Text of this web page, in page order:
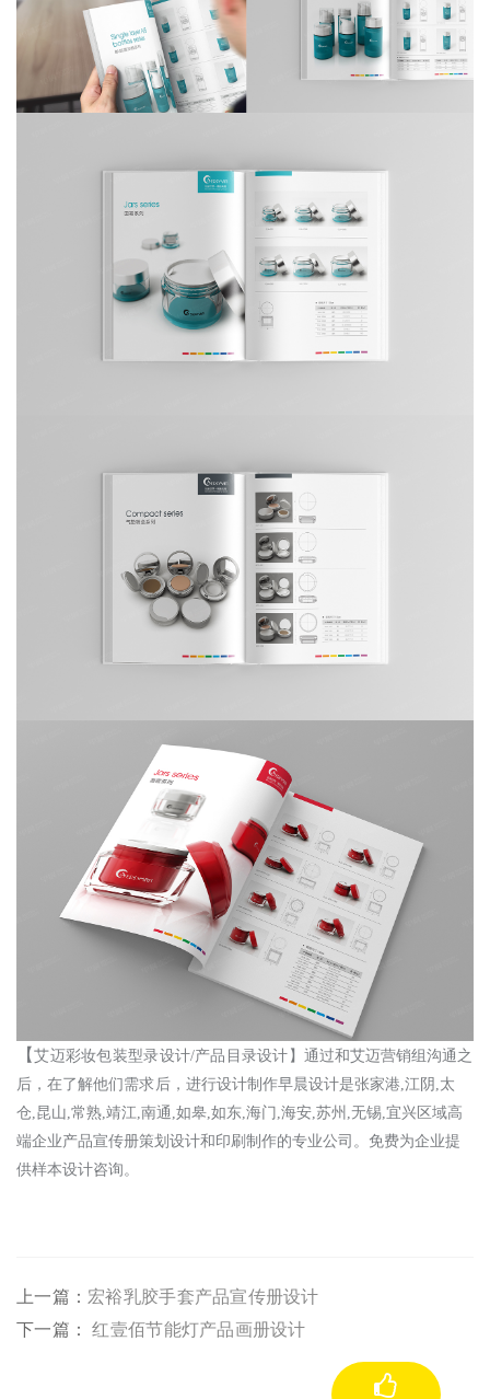
【艾迈彩妆包装型录设计/产品目录设计 】通过和艾迈营销组沟通之
后，在了解他们 需求 后，进行设计制作早晨设计是张家港 ,江阴,太
仓,昆山,常熟,靖江,南通,如皋,如东,海门,海安,苏州,无锡,宜兴 区域高
端企业产品宣传册策划设计和印刷制作的专业公司。免费为企业提
供样本设计咨询。
上一篇： 宏裕乳胶手套产品宣传册设计
下一篇：红壹佰节能灯产品画册设计